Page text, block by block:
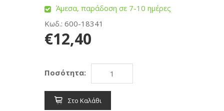
Άμεσα, παράδοση σε 7-10 ημέρες
Κωδ.: 600-18341
€12,40
Ποσότητα:
Στο Καλάθι